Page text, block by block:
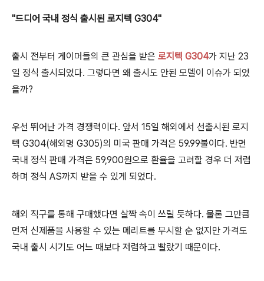
"드디어 국내 정식 출시된 로지텍 G304"
출시 전부터 게이머들의 큰 관심을 받은 로지텍 G304가 지난 23
일 정식 출시되었다. 그렇다면 왜 출시도 안된 모델이 이슈가 되었
을까?
우선 뛰어난 가격 경쟁력이다. 앞서 15일 해외에서 선출시된 로지
텍 G304(해외명 G305)의 미국 판매 가격은 59.99불이다. 반면
국내 정식 판매 가격은 59,900원으로 환율을 고려할 경우 더 저렴
하며 정식 AS까지 받을 수 있게 되었다.
해외 직구를 통해 구매했다면 살짝 속이 쓰릴 듯하다. 물론 그만큼
먼저 신제품을 사용할 수 있는 메리트를 무시할 순 없지만 가격도
국내 출시 시기도 어느 때보다 저렴하고 빨랐기 때문이다.